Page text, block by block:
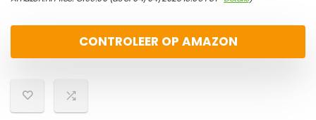
CONTROLEER OP AMAZON